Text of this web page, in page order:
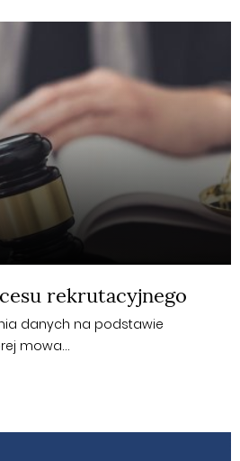
rekrutacyjnego
danych na podstawie
mowa…